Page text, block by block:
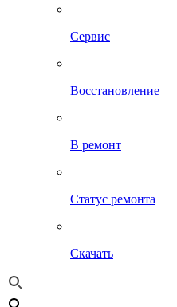
Сервис
Восстановление
В ремонт
Статус ремонта
Скачать